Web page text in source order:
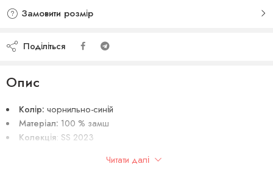
Замовити розмір
Поділіться
Опис
Колір: чорнильно-синій
Матеріал: 100 % замш
Колекція: SS 2023
Читати далі